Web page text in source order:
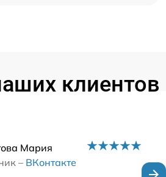
клиентов
Мария
– ВКонтакте
мастера